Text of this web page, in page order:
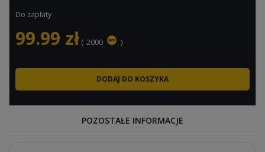
Do zapłaty
99.99 zł ( 2000 )
POZOSTAŁE INFORMACJE